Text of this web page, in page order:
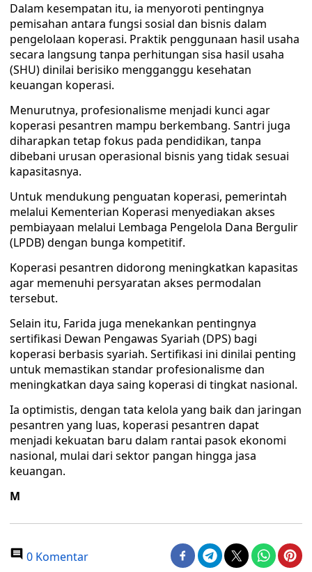
Dalam kesempatan itu, ia menyoroti pentingnya
pemisahan antara fungsi sosial dan bisnis dalam
pengelolaan koperasi. Praktik penggunaan hasil usaha
secara langsung tanpa perhitungan sisa hasil usaha
(SHU) dinilai berisiko mengganggu kesehatan
keuangan koperasi.
Menurutnya, profesionalisme menjadi kunci agar
koperasi pesantren mampu berkembang. Santri juga
diharapkan tetap fokus pada pendidikan, tanpa
dibebani urusan operasional bisnis yang tidak sesuai
kapasitasnya.
Untuk mendukung penguatan koperasi, pemerintah
melalui Kementerian Koperasi menyediakan akses
pembiayaan melalui Lembaga Pengelola Dana Bergulir
(LPDB) dengan bunga kompetitif.
Koperasi pesantren didorong meningkatkan kapasitas
agar memenuhi persyaratan akses permodalan
tersebut.
Selain itu, Farida juga menekankan pentingnya
sertifikasi Dewan Pengawas Syariah (DPS) bagi
koperasi berbasis syariah. Sertifikasi ini dinilai penting
untuk memastikan standar profesionalisme dan
meningkatkan daya saing koperasi di tingkat nasional.
Ia optimistis, dengan tata kelola yang baik dan jaringan
pesantren yang luas, koperasi pesantren dapat
menjadi kekuatan baru dalam rantai pasok ekonomi
nasional, mulai dari sektor pangan hingga jasa
keuangan.
M
0 Komentar